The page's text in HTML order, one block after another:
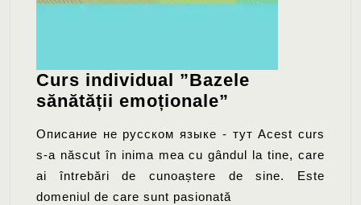
Curs individual ”Bazele
sănătății emoționale”
”Bazele
sănătății
emoționale”
Описание не русском языке - тут Acest curs
s-a născut în inima mea cu gândul la tine, care
ai întrebări de cunoaștere de sine. Este
domeniul de care sunt pasionată